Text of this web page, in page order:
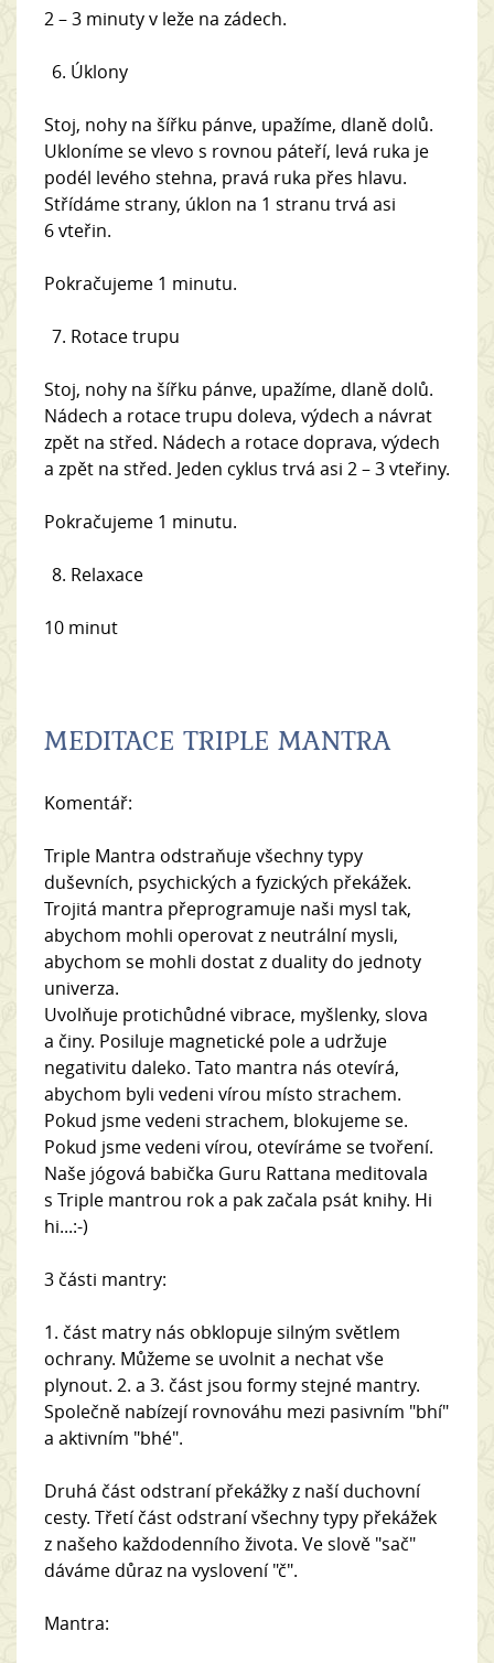
2 – 3 minuty v leže na zádech.
Úklony
Stoj, nohy na šířku pánve, upažíme, dlaně dolů.
Ukloníme se vlevo s rovnou páteří, levá ruka je
podél levého stehna, pravá ruka přes hlavu.
Střídáme strany, úklon na 1 stranu trvá asi
6 vteřin.
Pokračujeme 1 minutu.
Rotace trupu
Stoj, nohy na šířku pánve, upažíme, dlaně dolů.
Nádech a rotace trupu doleva, výdech a návrat
zpět na střed. Nádech a rotace doprava, výdech
a zpět na střed. Jeden cyklus trvá asi 2 – 3 vteřiny.
Pokračujeme 1 minutu.
Relaxace
10 minut
MEDITACE TRIPLE MANTRA
Komentář:
Triple Mantra odstraňuje všechny typy
duševních, psychických a fyzických překážek.
Trojitá mantra přeprogramuje naši mysl tak,
abychom mohli operovat z neutrální mysli,
abychom se mohli dostat z duality do jednoty
univerza.
Uvolňuje protichůdné vibrace, myšlenky, slova
a činy. Posiluje magnetické pole a udržuje
negativitu daleko. Tato mantra nás otevírá,
abychom byli vedeni vírou místo strachem.
Pokud jsme vedeni strachem, blokujeme se.
Pokud jsme vedeni vírou, otevíráme se tvoření.
Naše jógová babička Guru Rattana meditovala
s Triple mantrou rok a pak začala psát knihy. Hi
hi...:-)
3 části mantry:
1. část matry nás obklopuje silným světlem
ochrany. Můžeme se uvolnit a nechat vše
plynout. 2. a 3. část jsou formy stejné mantry.
Společně nabízejí rovnováhu mezi pasivním "bhí"
a aktivním "bhé".
Druhá část odstraní překážky z naší duchovní
cesty. Třetí část odstraní všechny typy překážek
z našeho každodenního života. Ve slově "sač"
dáváme důraz na vyslovení "č".
Mantra: